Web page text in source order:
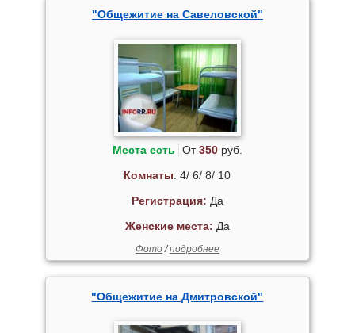
"Общежитие на Савеловской"
Места есть От350руб.
Комнаты: 4/ 6/ 8/ 10
Регистрация: Да
Женские места: Да
Фото/подробнее
"Общежитие на Дмитровской"